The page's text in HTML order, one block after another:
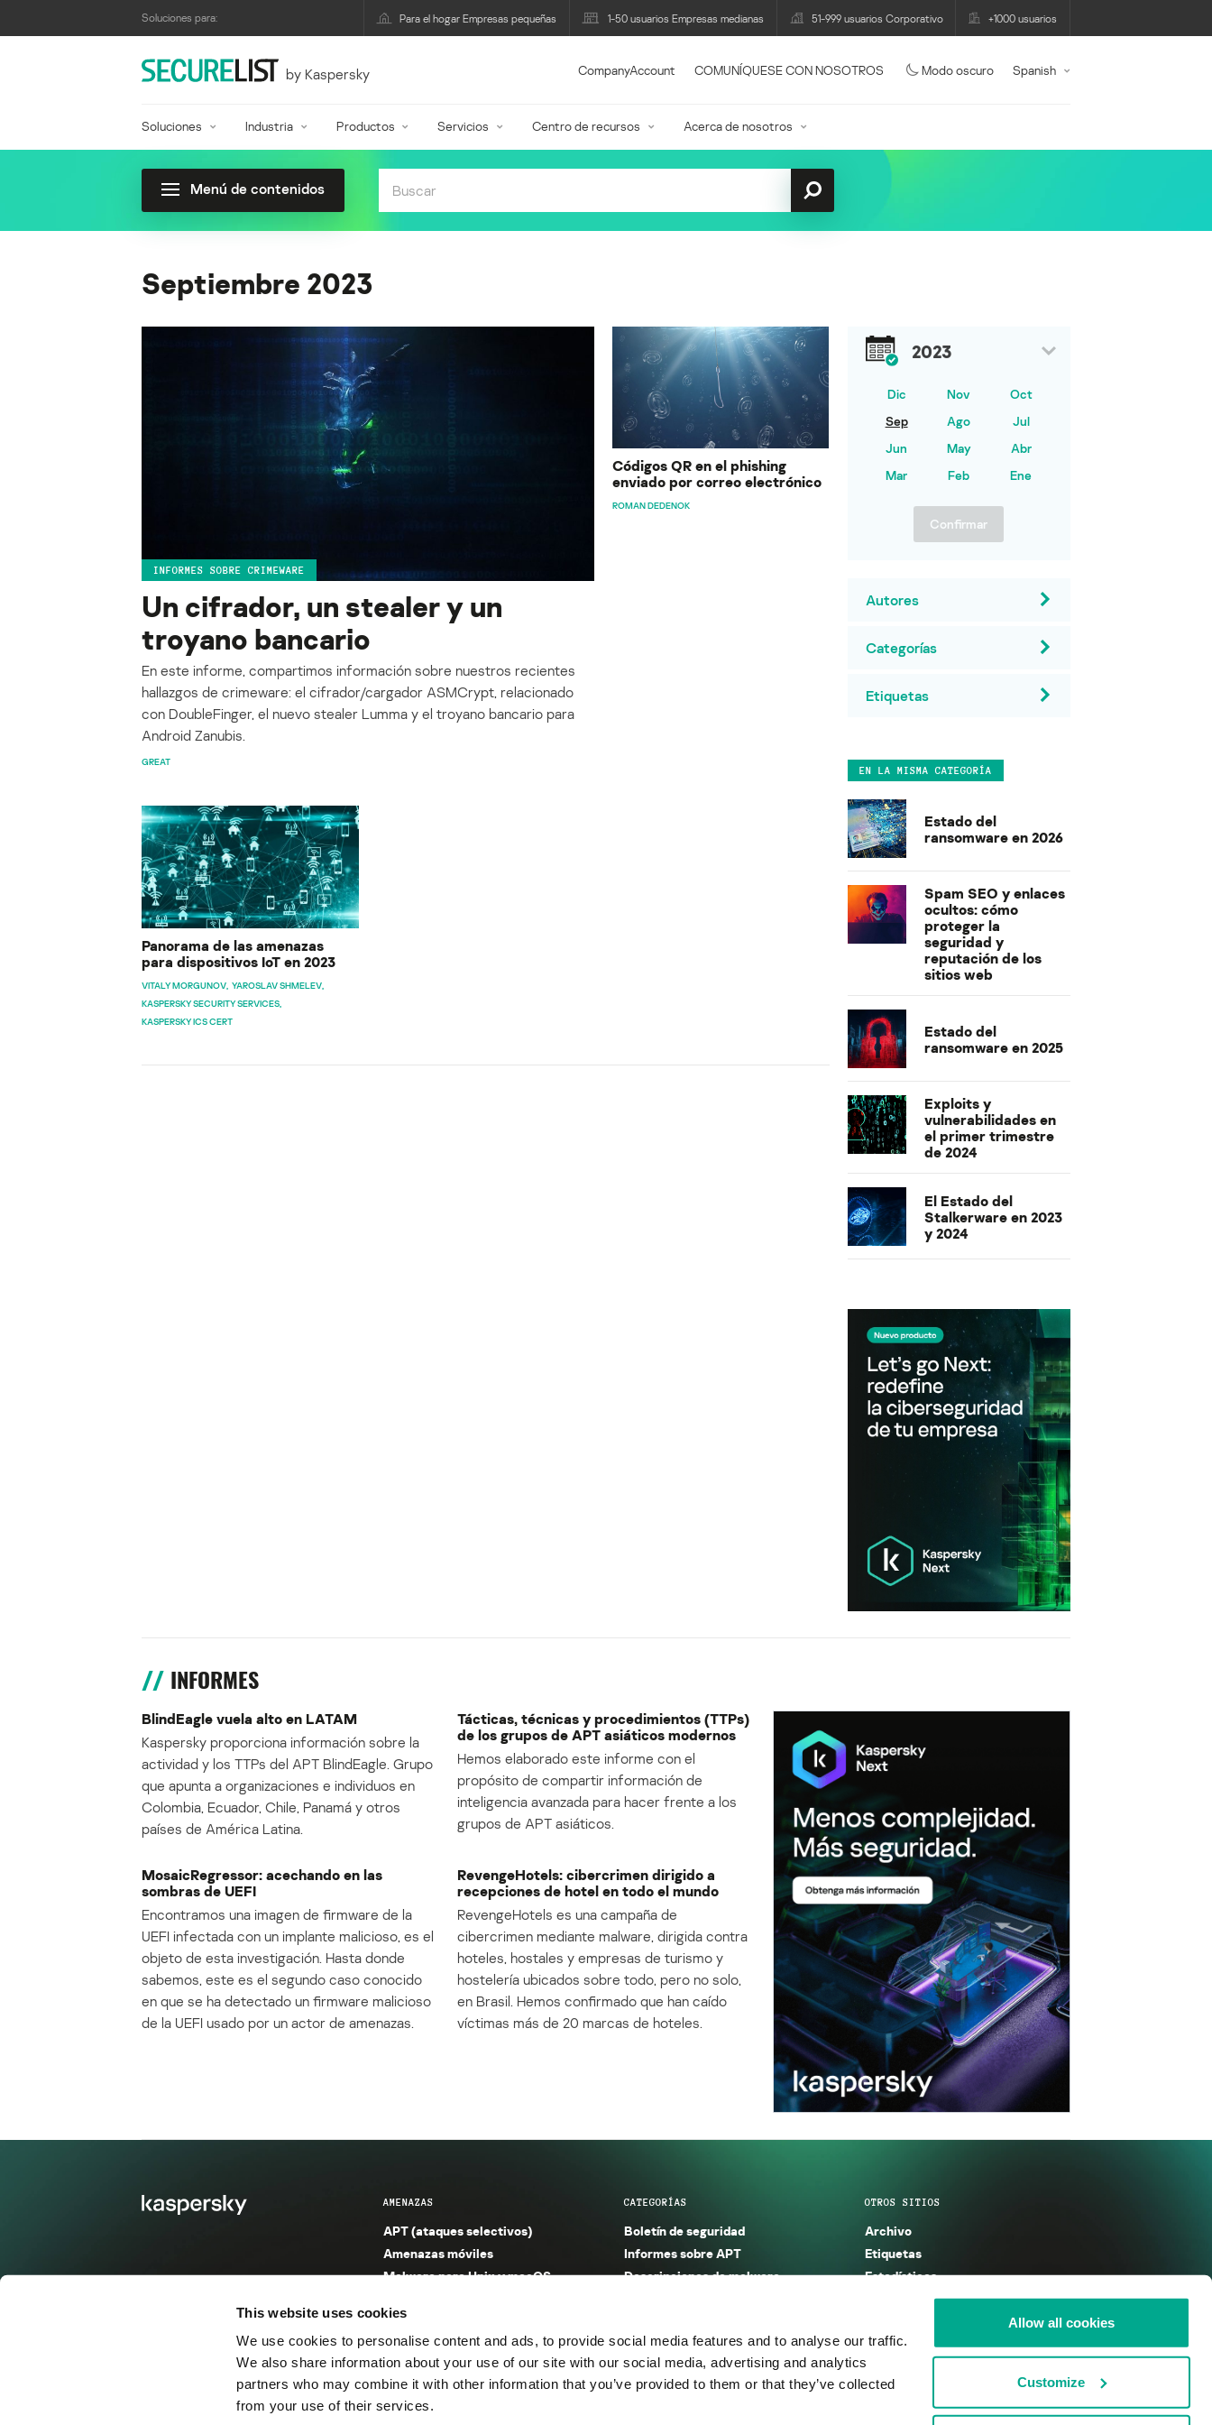
This website uses cookies
We use cookies to personalise content and ads, to provide social media features and to analyse our traffic.
We also share information about your use of our site with our social media, advertising and analytics
partners who may combine it with other information that you’ve provided to them or that they’ve collected
from your use of their services.
Allow all cookies
Customize
Soluciones para: Para el hogar Empresas pequeñas 1-50 usuarios Empresas medianas 51-999 usuarios Corporativo +1000 usuarios
by Kaspersky CompanyAccount COMUNÍQUESE CON NOSOTROS Modo oscuro Spanish
Soluciones Industria Productos Servicios Centro de recursos Acerca de nosotros
Menú de contenidos
Septiembre 2023
INFORMES SOBRE CRIMEWARE
Un cifrador, un stealer y un
troyano bancario
En este informe, compartimos información sobre nuestros recientes
hallazgos de crimeware: el cifrador/cargador ASMCrypt, relacionado
con DoubleFinger, el nuevo stealer Lumma y el troyano bancario para
Android Zanubis.
GREAT
Códigos QR en el phishing
enviado por correo electrónico
ROMAN DEDENOK
Panorama de las amenazas
para dispositivos IoT en 2023
VITALY MORGUNOV YAROSLAV SHMELEV
KASPERSKY SECURITY SERVICES
KASPERSKY ICS CERT
2023
Dic Nov
Oct
Sep
Ago
Jul
Jun
May
Abr
Mar
Feb Ene
Confirmar
Autores
Categorías
Etiquetas
EN LA MISMA CATEGORÍA
Estado del
ransomware en 2026
Spam SEO y enlaces
ocultos: cómo
proteger la
seguridad y
reputación de los
sitios web
Estado del
ransomware en 2025
Exploits y
vulnerabilidades en
el primer trimestre
de 2024
El Estado del
Stalkerware en 2023
y 2024
INFORMES
BlindEagle vuela alto en LATAM
Kaspersky proporciona información sobre la
actividad y los TTPs del APT BlindEagle. Grupo
que apunta a organizaciones e individuos en
Colombia, Ecuador, Chile, Panamá y otros
países de América Latina.
Tácticas, técnicas y procedimientos (TTPs)
de los grupos de APT asiáticos modernos
Hemos elaborado este informe con el
propósito de compartir información de
inteligencia avanzada para hacer frente a los
grupos de APT asiáticos.
MosaicRegressor: acechando en las
sombras de UEFI
Encontramos una imagen de firmware de la
UEFI infectada con un implante malicioso, es el
objeto de esta investigación. Hasta donde
sabemos, este es el segundo caso conocido
en que se ha detectado un firmware malicioso
de la UEFI usado por un actor de amenazas.
RevengeHotels: cibercrimen dirigido a
recepciones de hotel en todo el mundo
RevengeHotels es una campaña de
cibercrimen mediante malware, dirigida contra
hoteles, hostales y empresas de turismo y
hostelería ubicados sobre todo, pero no solo,
en Brasil. Hemos confirmado que han caído
víctimas más de 20 marcas de hoteles.
AMENAZAS
APT (ataques selectivos)
Amenazas móviles
Malware para Unix y macOS
Entorno seguro (IoT)
Amenazas financieras
Amenazas industriales
Spam y phishing
CATEGORÍAS
Boletín de seguridad
Informes sobre APT
Descripciones de malware
Informes sobre spam y phishing
Publicaciones
Incidentes
OTROS SITIOS
Archivo
Etiquetas
Estadísticas
Enciclopedia
KSB 2025